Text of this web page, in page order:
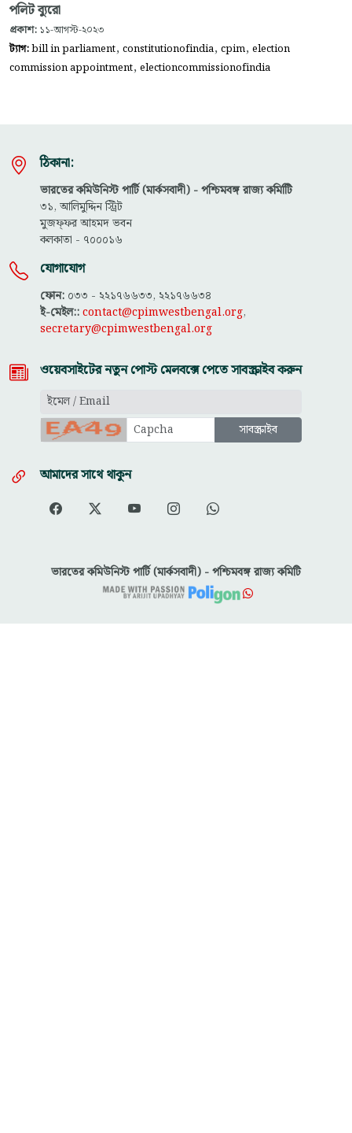
পলিট ব্যুরো
প্রকাশ: ১১-আগস্ট-২০২৩
ট্যাগ:bill in parliament, constitutionofindia, cpim, election
commission appointment, electioncommissionofindia
ঠিকানা:
ভারতের কমিউনিস্ট পার্টি (মার্কসবাদী) - পশ্চিমবঙ্গ রাজ্য কমিটিি
৩১, আলিমুদ্দিন স্ট্রিট
মুজফ্ফ‌র আহমদ ভবন
কলকাতা - ৭০০০১৬
যোগাযোগ
ফোন: ০৩৩ - ২২১৭৬৬৩৩, ২২১৭৬৬৩৪
ই-মেইল::contact@cpimwestbengal.org,
secretary@cpimwestbengal.org
ওয়েবসাইটের নতুন পোস্ট মেলবক্সে পেতে সাবস্ক্রাইব করুন
আমাদের সাথে থাকুন
ভারতের কমিউনিস্ট পার্টি (মার্কসবাদী) - পশ্চিমবঙ্গ রাজ্য কমিটি